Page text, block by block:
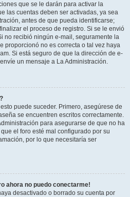
que se le darán para activar la
las cuentas deben ser activadas, ya sea
antes de que pueda identificarse;
el proceso de registro. Si se le envió
no recibió ningún e-mail, seguramente la
proporcionó no es correcta o tal vez haya
Si está seguro de que la dirección de e-
un mensaje a La Administración.
puede suceder. Primero, asegúrese de
se encuentren escritos correctamente.
para asegurarse de que no ha
el foro esté mal configurado por su
por lo que necesitaría ser
ahora no puedo conectarme!
desactivado o borrado su cuenta por